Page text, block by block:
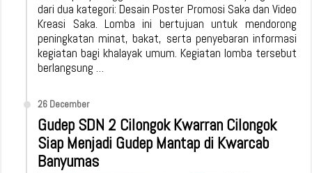
dari dua kategori: Desain Poster Promosi Saka dan Video
Kreasi Saka. Lomba ini bertujuan untuk mendorong
peningkatan minat, bakat, serta penyebaran informasi
kegiatan bagi khalayak umum. Kegiatan lomba tersebut
berlangsung …
26 December
Gudep SDN 2 Cilongok Kwarran Cilongok
Siap Menjadi Gudep Mantap di Kwarcab
Banyumas